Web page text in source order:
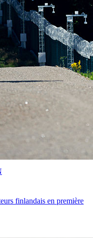
finlandais en première